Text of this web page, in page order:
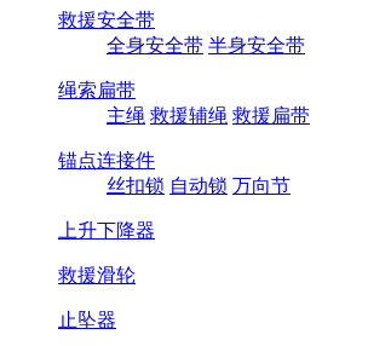
救援安全带
全身安全带 半身安全带
绳索扁带
主绳 救援辅绳 救援扁带
锚点连接件
丝扣锁 自动锁 万向节
上升下降器
救援滑轮
止坠器